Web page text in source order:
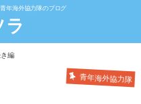
年海外協力隊のブログ
ラ
編
青年海外協力隊